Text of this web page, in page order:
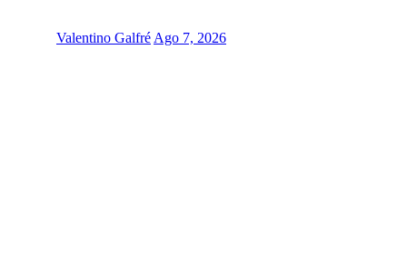
Valentino Galfré Ago 7, 2026